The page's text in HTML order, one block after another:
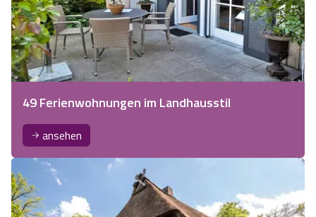
49 Ferienwohnungen im Landhausstil
ansehen